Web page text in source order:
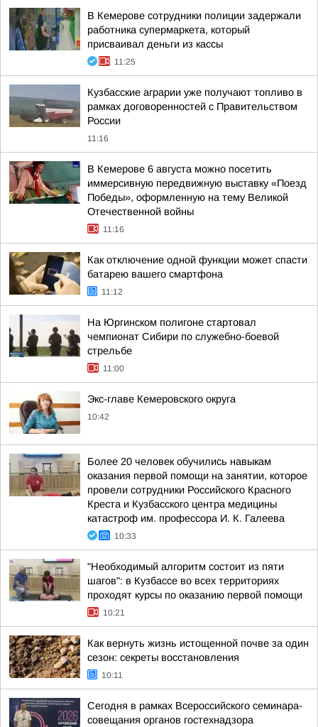
В Кемерове сотрудники полиции задержали
работника супермаркета, который
присваивал деньги из кассы
11:25
Кузбасские аграрии уже получают топливо в
рамках договоренностей с Правительством
России
11:16
В Кемерове 6 августа можно посетить
иммерсивную передвижную выставку «Поезд
Победы», оформленную на тему Великой
Отечественной войны
11:16
Как отключение одной функции может спасти
батарею вашего смартфона
11:12
На Юргинском полигоне стартовал
чемпионат Сибири по служебно-боевой
стрельбе
11:00
Экс-главе Кемеровского округа
10:42
Более 20 человек обучились навыкам
оказания первой помощи на занятии, которое
провели сотрудники Российского Красного
Креста и Кузбасского центра медицины
катастроф им. профессора И. К. Галеева
10:33
"Необходимый алгоритм состоит из пяти
шагов": в Кузбассе во всех территориях
проходят курсы по оказанию первой помощи
10:21
Как вернуть жизнь истощенной почве за один
сезон: секреты восстановления
10:11
Сегодня в рамках Всероссийского семинара-
совещания органов гостехнадзора